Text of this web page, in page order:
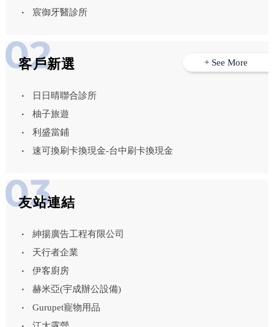
宸御牙醫診所
客戶新選
日日晴聯合診所
柚子旅遊
利盛當鋪
速可換刷卡換現金-台中刷卡換現金
+ See More
友站連結
紳揚廣告工程有限公司
天行者企業
伊客廚房
赫米亞(宇成辦公設備)
Gurupet寵物用品